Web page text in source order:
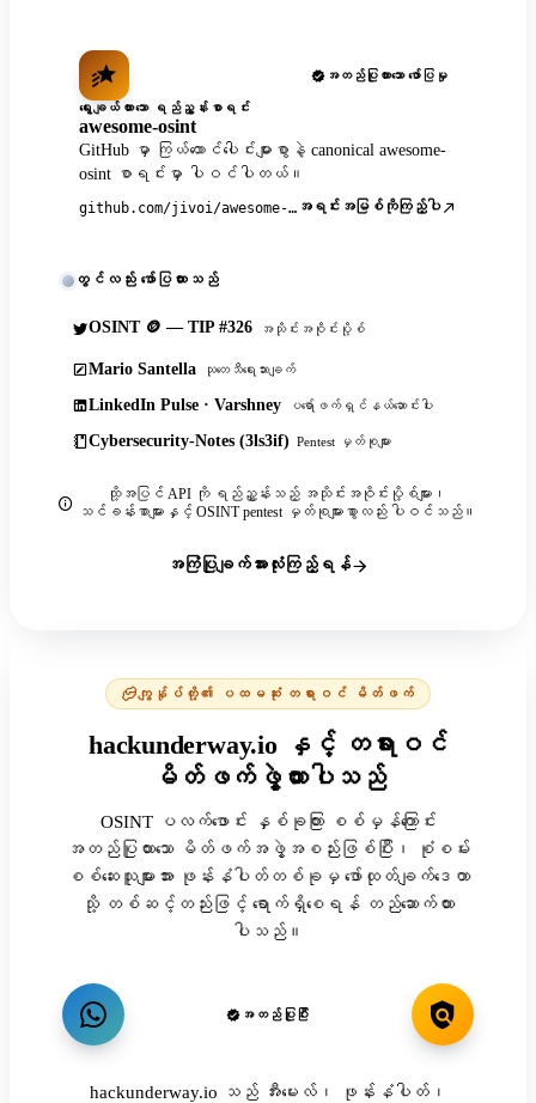
အတည်ပြုထားသော ဖော်ပြမှု
ရွေးချယ်ထားသော ရည်ညွှန်းစာရင်း
awesome-osint
GitHub မှာ ကြယ်ထောင်ပေါင်းများစွာနဲ့ canonical awesome-
osint စာရင်းမှာ ပါဝင်ပါတယ်။
github.com/jivoi/awesome-osint အရင်းအမြစ်ကိုကြည့်ပါ
တွင်လည်း ဖော်ပြထားသည်
OSINT 🪙 — TIP #326 အသိုင်းအဝိုင်းပို့စ်
Mario Santella သုတေသီရေးသားချက်
LinkedIn Pulse · Varshney ပရော်ဖက်ရှင်နယ်ဆောင်းပါး
Cybersecurity-Notes (3ls3if) Pentest မှတ်စုများ
ထို့အပြင် API ကို ရည်ညွှန်းသည့် အသိုင်းအဝိုင်းပို့စ်များ၊
သင်ခန်းစာများနှင့် OSINT pentest မှတ်စုများစွာလည်း ပါဝင်သည်။
အကြံပြုချက်အားလုံးကြည့်ရန်
ကျွန်ုပ်တို့၏ ပထမဆုံး တရားဝင် မိတ်ဖက်
hackunderway.io နှင့် တရားဝင်
မိတ်ဖက်ဖွဲ့ထားပါသည်
OSINT ပလက်ဖောင်း နှစ်ခုကြား စစ်မှန်ကြောင်း
အတည်ပြုထားသော မိတ်ဖက်အဖွဲ့အစည်းဖြစ်ပြီး၊ စုံစမ်း
စစ်ဆေးသူများအား ဖုန်းနံပါတ်တစ်ခုမှ ဖော်ထုတ်ချက်ဒေတာ
သို့ တစ်ဆင့်တည်းဖြင့် ရောက်ရှိစေရန် တည်ဆောက်ထား
ပါသည်။
အတည်ပြုပြီး
hackunderway.io သည် အီးမေးလ်၊ ဖုန်းနံပါတ်၊